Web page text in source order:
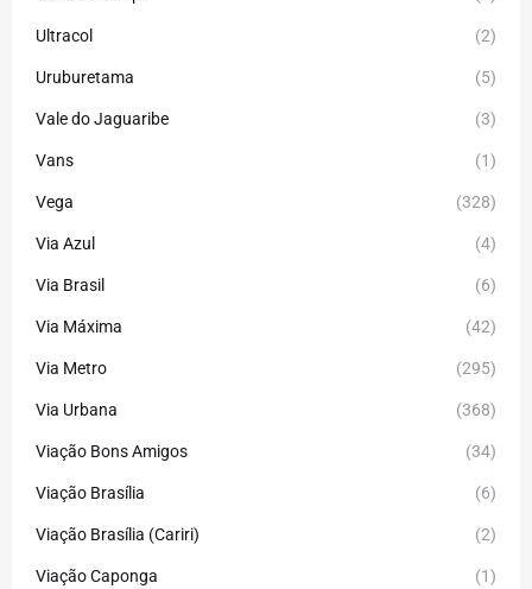
Ultracol (2)
Uruburetama (5)
Vale do Jaguaribe (3)
Vans (1)
Vega (328)
Via Azul (4)
Via Brasil (6)
Via Máxima (42)
Via Metro (295)
Via Urbana (368)
Viação Bons Amigos (34)
Viação Brasília (6)
Viação Brasília (Cariri) (2)
Viação Caponga (1)